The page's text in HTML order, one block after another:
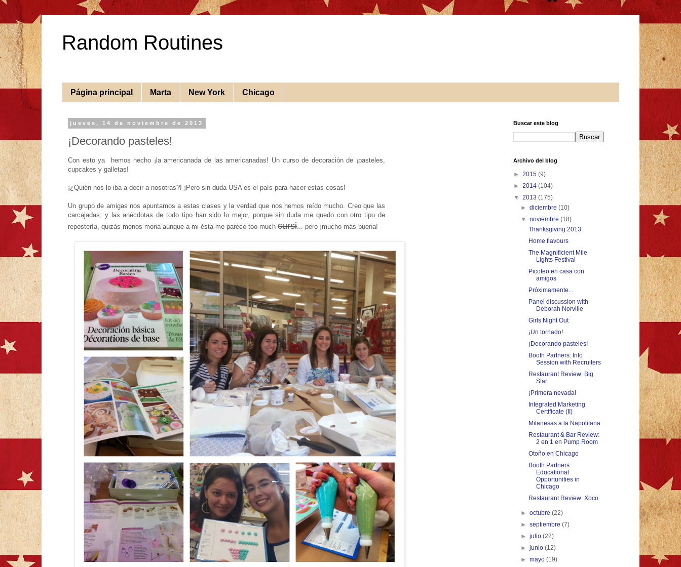
Random Routines
Página principal Marta New York Chicago
jueves, 14 de noviembre de 2013
¡Decorando pasteles!
Con esto ya hemos hecho ¡la americanada de las americanadas! Un curso de decoración de ¡pasteles,
cupcakes y galletas!
¡¿Quién nos lo iba a decir a nosotras?! ¡Pero sin duda USA es el país para hacer estas cosas!
Un grupo de amigas nos apuntamos a estas clases y la verdad que nos hemos reído mucho. Creo que las
carcajadas, y las anécdotas de todo tipo han sido lo mejor, porque sin duda me quedo con otro tipo de
repostería, quizás menos mona aunque a mi ésta me parece too muchcursi... pero ¡mucho más buena!
Buscar este blog
Archivo del blog
► 2015 (9)
► 2014 (104)
▼ 2013 (175)
►diciembre(10)
▼noviembre(18)
Thanksgiving 2013
Home flavours
The Magnificient Mile
Lights Festival
Picoteo en casa con
amigos
Próximamente...
Panel discussion with
Deborah Norville
Girls Night Out
¡Un tornado!
¡Decorando pasteles!
Booth Partners: Info
Session with Recruiters
Restaurant Review: Big
Star
¡Primera nevada!
Integrated Marketing
Certificate (II)
Milanesas a la Napolitana
Restaurant & Bar Review:
2 en 1 en Pump Room
Otoño en Chicago
Booth Partners:
Educational
Opportunities in
Chicago
Restaurant Review: Xoco
►octubre(22)
►septiembre(7)
►julio(22)
►junio(12)
►mayo(19)